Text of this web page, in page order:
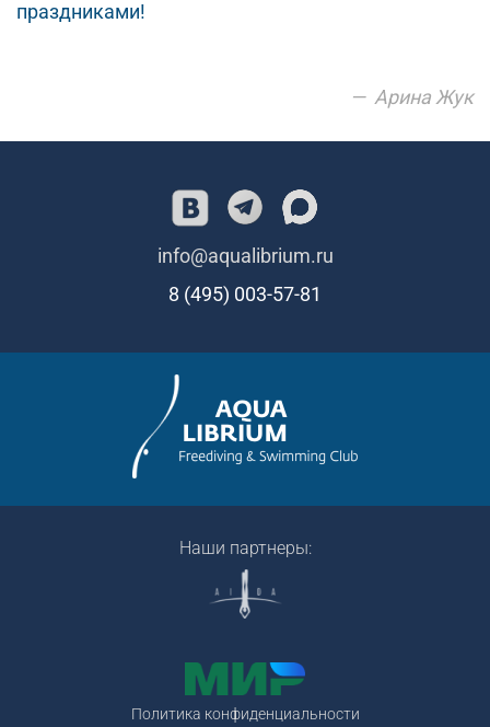
праздниками!
Арина Жук
info@aqualibrium.ru
8 (495) 003-57-81
Наши партнеры:
Политика конфиденциальности